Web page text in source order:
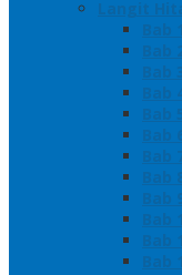
Langit
Bab
Bab
Bab
Bab
Bab
Bab
Bab
Bab
Bab
Bab
Bab
Bab